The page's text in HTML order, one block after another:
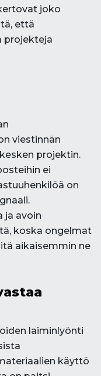
joko
että
projekteja
viestinnän
projektin.
ei
on
ja avoin
koska ongelmat
aikaisemmin ne
laiminlyönti
käyttö